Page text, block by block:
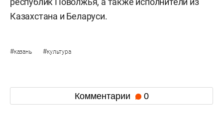
«Итиль» — ежегодный фестиваль,
кухню и современное искусство народов
Поволжья. Впервые он прошел в сентябре 2021